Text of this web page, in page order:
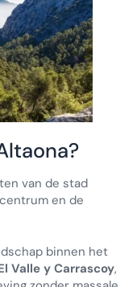
van de stad
en de
binnen het
Valle y Carrascoy,